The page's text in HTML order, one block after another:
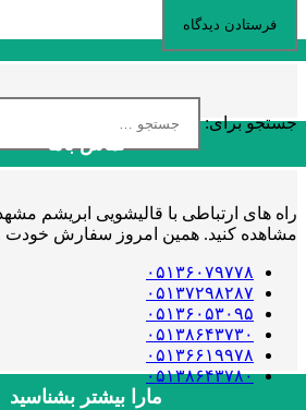
جستجو برای:
تماس باما
راه های ارتباطی با قالیشویی ابریشم
مشاهده کنید. همین امروز سفارش خودت
۰۵۱۳۶۰۷۹۷۷۸
۰۵۱۳۷۲۹۸۲۸۷
۰۵۱۳۶۰۵۳۰۹۵
۰۵۱۳۸۶۴۳۷۳۰
۰۵۱۳۶۶۱۹۹۷۸
۰۵۱۳۸۶۴۳۷۸۰
مارا بیشتر بشناسید